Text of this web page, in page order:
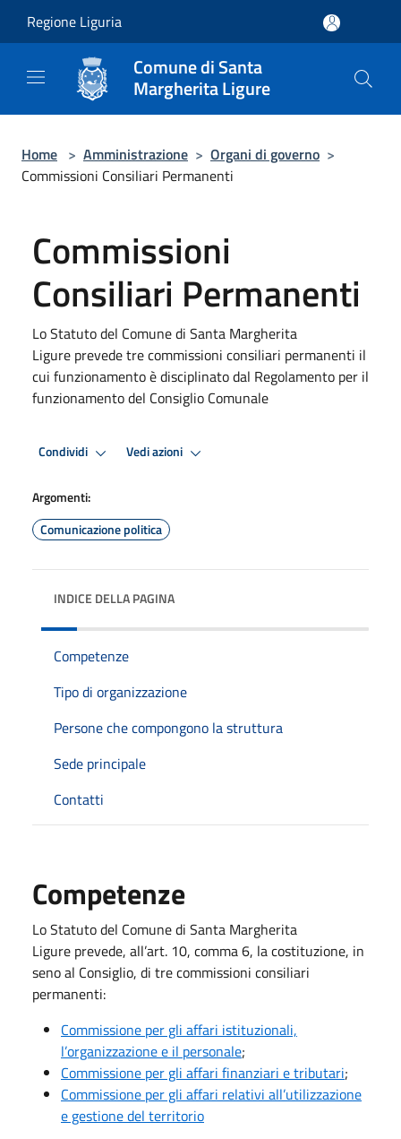
Regione Liguria
Comune di Santa
Margherita Ligure
Home > Amministrazione > Organi di governo >
Commissioni Consiliari Permanenti
Commissioni
Consiliari Permanenti
Lo Statuto del Comune di Santa Margherita
Ligure prevede tre commissioni consiliari permanenti il
cui funzionamento è disciplinato dal Regolamento per il
funzionamento del Consiglio Comunale
Condividi Vedi azioni
Argomenti:
Comunicazione politica
INDICE DELLA PAGINA
Competenze
Tipo di organizzazione
Persone che compongono la struttura
Sede principale
Contatti
Competenze
Lo Statuto del Comune di Santa Margherita
Ligure prevede, all’art. 10, comma 6, la costituzione, in
seno al Consiglio, di tre commissioni consiliari
permanenti:
Commissione per gli affari istituzionali,
l’organizzazione e il personale;
Commissione per gli affari finanziari e tributari;
Commissione per gli affari relativi all’utilizzazione
e gestione del territorio